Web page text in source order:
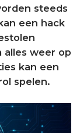
steeds
een hack
alles weer op
kan een
spelen.